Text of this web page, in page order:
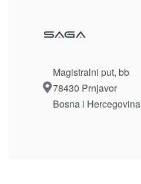
Magistralni put, bb
78430 Prnjavor
Bosna i Hercegovina